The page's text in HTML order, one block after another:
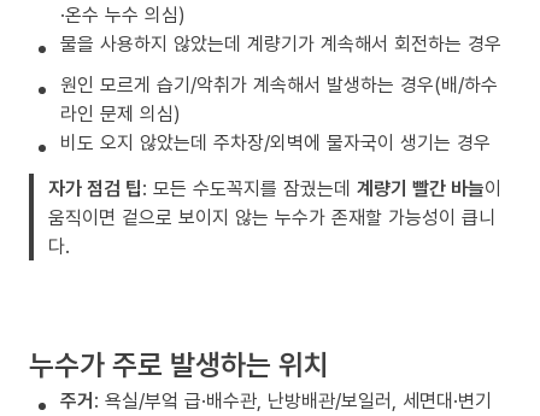
·온수 누수 의심)
물을 사용하지 않았는데 계량기가 계속해서 회전하는 경우
원인 모르게 습기/악취가 계속해서 발생하는 경우(배/하수
라인 문제 의심)
비도 오지 않았는데 주차장/외벽에 물자국이 생기는 경우
자가 점검 팁: 모든 수도꼭지를 잠궜는데 계량기 빨간 바늘이
움직이면 겉으로 보이지 않는 누수가 존재할 가능성이 큽니
다.
누수가 주로 발생하는 위치
주거: 욕실/부엌 급·배수관, 난방배관/보일러, 세면대·변기